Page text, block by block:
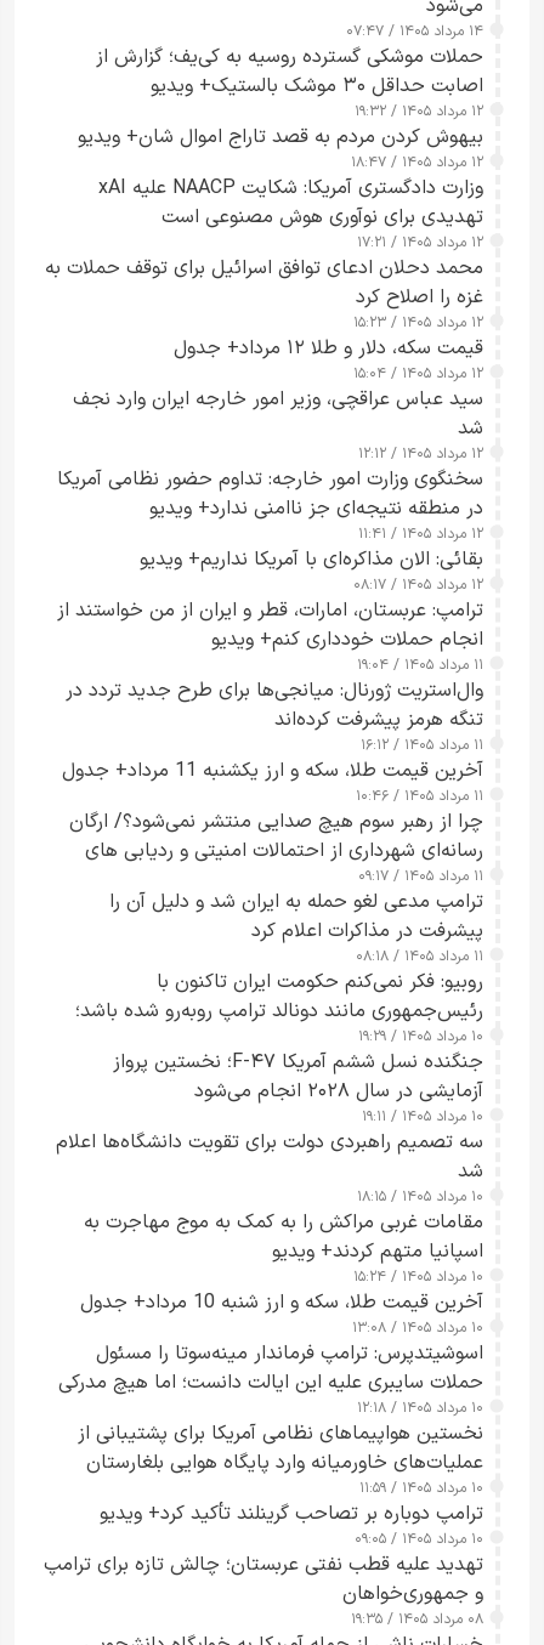
می‌شود
۱۴ مرداد ۱۴۰۵ / ۰۷:۴۷
حملات موشکی گسترده روسیه به کی‌یف؛ گزارش از
اصابت حداقل ۳۰ موشک بالستیک+ ویدیو
۱۲ مرداد ۱۴۰۵ / ۱۹:۳۲
بیهوش کردن مردم به قصد تاراج اموال شان+ ویدیو
۱۲ مرداد ۱۴۰۵ / ۱۸:۴۷
وزارت دادگستری آمریکا: شکایت NAACP علیه xAI
تهدیدی برای نوآوری هوش مصنوعی است
۱۲ مرداد ۱۴۰۵ / ۱۷:۲۱
محمد دحلان ادعای توافق اسرائیل برای توقف حملات به
غزه را اصلاح کرد
۱۲ مرداد ۱۴۰۵ / ۱۵:۲۳
قیمت سکه، دلار و طلا ۱۲ مرداد+ جدول
۱۲ مرداد ۱۴۰۵ / ۱۵:۰۴
سید عباس عراقچی، وزیر امور خارجه ایران وارد نجف
شد
۱۲ مرداد ۱۴۰۵ / ۱۲:۱۲
سخنگوی وزارت امور خارجه: تداوم حضور نظامی آمریکا
در منطقه نتیجه‌ای جز ناامنی ندارد+ ویدیو
۱۲ مرداد ۱۴۰۵ / ۱۱:۴۱
بقائی: الان مذاکره‌ای با آمریکا نداریم+ ویدیو
۱۲ مرداد ۱۴۰۵ / ۰۸:۱۷
ترامپ: عربستان، امارات، قطر و ایران از من خواستند از
انجام حملات خودداری کنم+ ویدیو
۱۱ مرداد ۱۴۰۵ / ۱۹:۰۴
وال‌استریت ژورنال: میانجی‌ها برای طرح جدید تردد در
تنگه هرمز پیشرفت کرده‌اند
۱۱ مرداد ۱۴۰۵ / ۱۶:۱۲
آخرین قیمت طلا، سکه و ارز یکشنبه 11 مرداد+ جدول
۱۱ مرداد ۱۴۰۵ / ۱۰:۴۶
چرا از رهبر سوم هیچ صدایی منتشر نمی‌شود؟/ ارگان
رسانه‌ای شهرداری از احتمالات امنیتی و ردیابی های
جاسوسی گفت
۱۱ مرداد ۱۴۰۵ / ۰۹:۱۷
ترامپ مدعی لغو حمله به ایران شد و دلیل آن را
پیشرفت در مذاکرات اعلام کرد
۱۱ مرداد ۱۴۰۵ / ۰۸:۱۸
روبیو: فکر نمی‌کنم حکومت ایران تاکنون با
رئیس‌جمهوری مانند دونالد ترامپ روبه‌رو شده باشد؛
کسی که واقعاً دست به اقدام می‌زند
۱۰ مرداد ۱۴۰۵ / ۱۹:۲۹
جنگنده نسل ششم آمریکا F-۴۷؛ نخستین پرواز
آزمایشی در سال ۲۰۲۸ انجام می‌شود
۱۰ مرداد ۱۴۰۵ / ۱۹:۱۱
سه تصمیم راهبردی دولت برای تقویت دانشگاه‌ها اعلام
شد
۱۰ مرداد ۱۴۰۵ / ۱۸:۱۵
مقامات غربی مراکش را به کمک به موج مهاجرت به
اسپانیا متهم کردند+ ویدیو
۱۰ مرداد ۱۴۰۵ / ۱۵:۲۴
آخرین قیمت طلا، سکه و ارز شنبه 10 مرداد+ جدول
۱۰ مرداد ۱۴۰۵ / ۱۳:۰۸
اسوشیتدپرس: ترامپ فرماندار مینه‌سوتا را مسئول
حملات سایبری علیه این ایالت دانست؛ اما هیچ مدرکی
ارائه نکرد
۱۰ مرداد ۱۴۰۵ / ۱۲:۱۸
نخستین هواپیماهای نظامی آمریکا برای پشتیبانی از
عملیات‌های خاورمیانه وارد پایگاه هوایی بلغارستان
شدند
۱۰ مرداد ۱۴۰۵ / ۱۱:۵۹
ترامپ دوباره بر تصاحب گرینلند تأکید کرد+ ویدیو
۱۰ مرداد ۱۴۰۵ / ۰۹:۰۵
تهدید علیه قطب نفتی عربستان؛ چالش تازه برای ترامپ
و جمهوری‌خواهان
۰۸ مرداد ۱۴۰۵ / ۱۹:۳۵